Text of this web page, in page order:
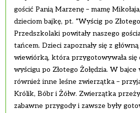
gościć Panią Marzenę – mamę
dzieciom bajkę, pt. ”Wyścig po Złotego
Przedszkolaki powitały naszego
tańcem. Dzieci zapoznały się z
wiewiórką, która przygotowywała się
wyścigu po Złotego Żołędzia. W
również inne leśne zwierzątka –
Królik, Bóbr i Żółw. Zwierzątka
zabawne przygody i zawsze były